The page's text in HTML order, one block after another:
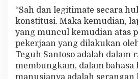
m
O
r
a
g
K
“Sah dan legitimate secara
konstitusi. Maka kemudian,
yang muncul kemudian atas
pekerjaan yang dilakukan
Teguh Santoso adalah dalam
membungkam, dalam bahasa
manusianya adalah serangan